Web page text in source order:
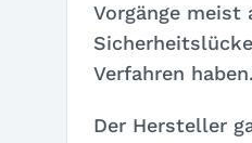
Vorgänge
Verfahren haben.
Der Hersteller